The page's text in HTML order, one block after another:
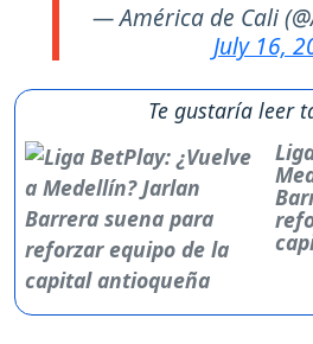
— América de Cali
July 16,
Te gustaría leer